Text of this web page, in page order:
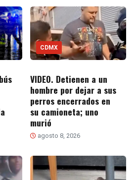
CDMX
VIDEO. Detienen a un
hombre por dejar a sus
perros encerrados en
su camioneta; uno
murió
agosto 8, 2026